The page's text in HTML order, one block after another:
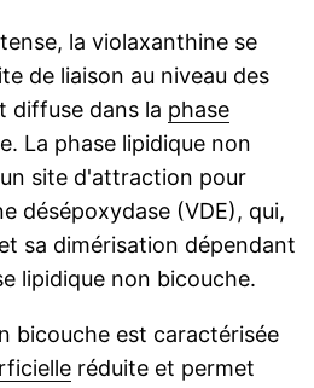
la violaxanthine se
de liaison au niveau des
diffuse dans la phase
La phase lipidique non
site d'attraction pour
désépoxydase (VDE), qui,
sa dimérisation dépendant
lipidique non bicouche.
bicouche est caractérisée
réduite et permet